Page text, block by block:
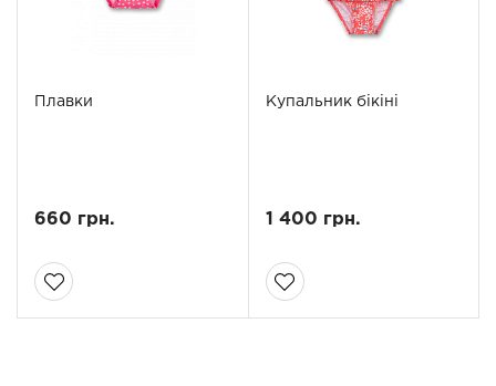
Плавки
660 грн.
Купальник бікіні
1 400 грн.